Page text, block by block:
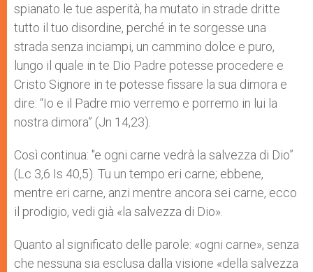
spianato le tue asperità, ha mutato in strade dritte
tutto il tuo disordine, perché in te sorgesse una
strada senza inciampi, un cammino dolce e puro,
lungo il quale in te Dio Padre potesse procedere e
Cristo Signore in te potesse fissare la sua dimora e
dire: “Io e il Padre mio verremo e porremo in lui la
nostra dimora” (Jn 14,23).
Così continua: "e ogni carne vedrà la salvezza di Dio”
(Lc 3,6 Is 40,5). Tu un tempo eri carne; ebbene,
mentre eri carne, anzi mentre ancora sei carne, ecco
il prodigio, vedi già «la salvezza di Dio».
Quanto al significato delle parole: «ogni carne», senza
che nessuna sia esclusa dalla visione «della salvezza